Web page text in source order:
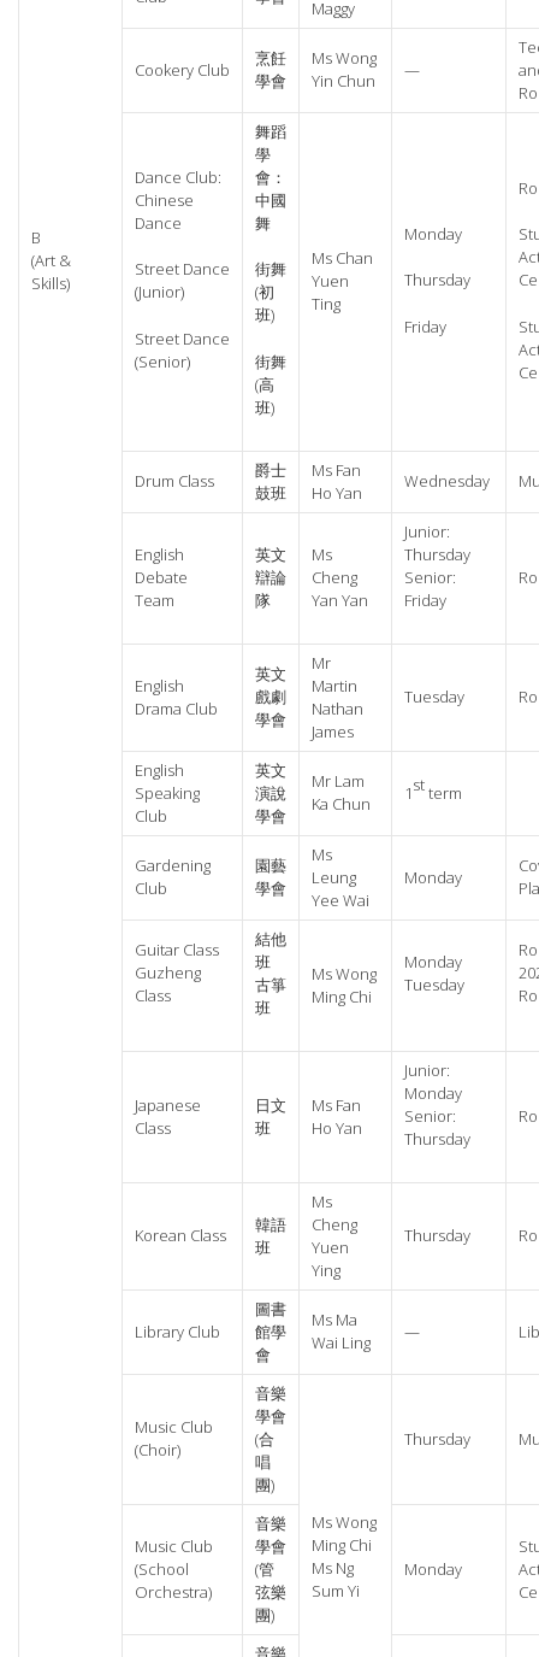
B
(Art &
Skills)
Maggy
Cookery Club
烹飪
學會
Ms Wong
Yin Chun
—
Dance Club:
Chinese
Dance
Street Dance
(Junior)
Street Dance
(Senior)
舞蹈
學
會：
中國
舞
街舞
(初
班)
街舞
(高
班)
Ms Chan
Yuen
Ting
Monday
Thursday
Friday
Drum Class
爵士
鼓班
Ms Fan
Ho Yan
Wednesday
English
Debate
Team
英文
辯論
隊
Ms
Cheng
Yan Yan
Junior:
Thursday
Senior:
Friday
English
Drama Club
英文
戲劇
學會
Mr
Martin
Nathan
James
Tuesday
English
Speaking
Club
英文
演說
學會
Mr Lam
Ka Chun
1stterm
Gardening
Club
園藝
學會
Ms
Leung
Yee Wai
Monday
Guitar Class
Guzheng
Class
結他
班
古箏
班
Ms Wong
Ming Chi
Monday
Tuesday
Japanese
Class
日文
班
Ms Fan
Ho Yan
Junior:
Monday
Senior:
Thursday
Korean Class
韓語
班
Ms
Cheng
Yuen
Ying
Thursday
Library Club
圖書
館學
會
Ms Ma
Wai Ling
—
Music Club
(Choir)
音樂
學會
(合
唱
團)
Ms Wong
Ming Chi
Ms Ng
Sum Yi
Thursday
Music Club
(School
Orchestra)
音樂
學會
(管
弦樂
團)
Monday